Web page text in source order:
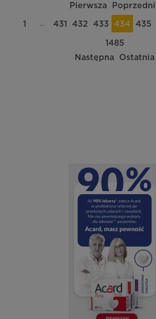
Pierwsza
1 … 431 432 433 434 435
1485
Następna
Ostatnia